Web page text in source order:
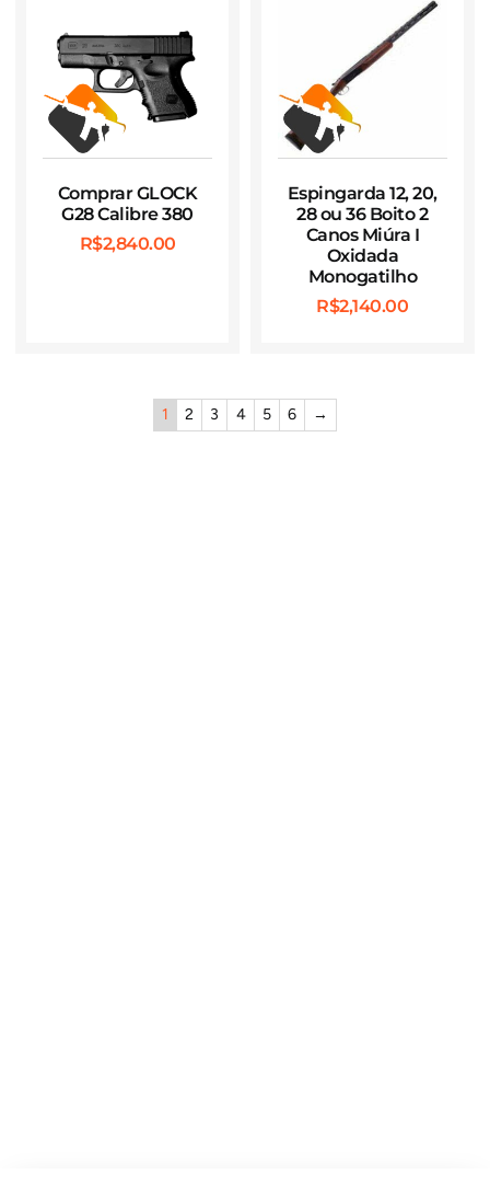
Comprar GLOCK
G28 Calibre 380
R$2,840.00
Espingarda 12, 20,
28 ou 36 Boito 2
Canos Miúra I
Oxidada
Monogatilho
R$2,140.00
1 2 3 4 5 6 →